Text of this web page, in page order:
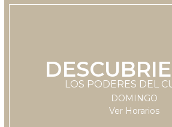
LOS PODERES DEL
DOMINGO
Ver Horarios
LUNES
11:30 hrs